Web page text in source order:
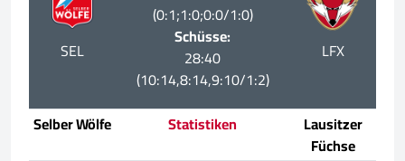
SEL
(0:1;1:0;0:0/1:0)
Schüsse:
28:40
(10:14,8:14,9:10/1:2)
LFX
Selber Wölfe Statistiken
Lausitzer
Füchse